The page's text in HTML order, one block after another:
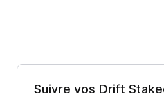
Suivre vos Drift